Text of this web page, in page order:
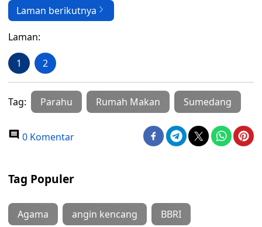
Laman berikutnya
Laman:
1 2
Tag: Parahu Rumah Makan Sumedang
0 Komentar
Tag Populer
Agama angin kencang BBRI